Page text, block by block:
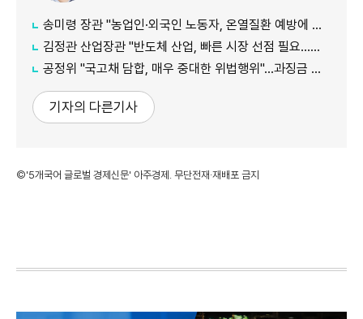
송미령 장관 "농업인·외국인 노동자, 온열질환 예방에 가용자원 총동원"
김정관 산업장관 "반도체 산업, 빠른 시장 선점 필요…주52시간제 손봐야"
공정위 "국고채 담합, 매우 중대한 위법행위"...과징금 최대 15조원 전망
기자의 다른기사
©'5개국어 글로벌 경제신문' 아주경제. 무단전재·재배포 금지